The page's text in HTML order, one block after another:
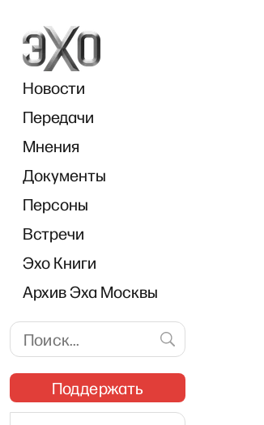
Новости
Передачи
Мнения
Документы
Персоны
Встречи
Эхо Книги
Архив Эха Москвы
Поддержать